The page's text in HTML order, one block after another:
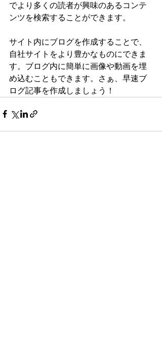
でより多くの読者が興味のあるコンテ
ンツを検索することができます。
サイト内にブログを作成することで、
自社サイトをより豊かなものにできま
す。ブログ内に簡単に画像や動画を埋
め込むこともできます。さぁ、早速ブ
ログ記事を作成しましょう！